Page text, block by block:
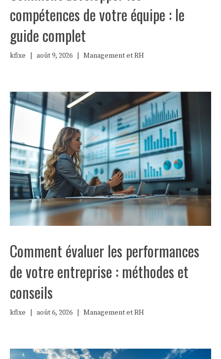
compétences de votre équipe : le
guide complet
kflxe août 9, 2026 Management et RH
Comment évaluer les performances
de votre entreprise : méthodes et
conseils
kflxe août 6, 2026 Management et RH